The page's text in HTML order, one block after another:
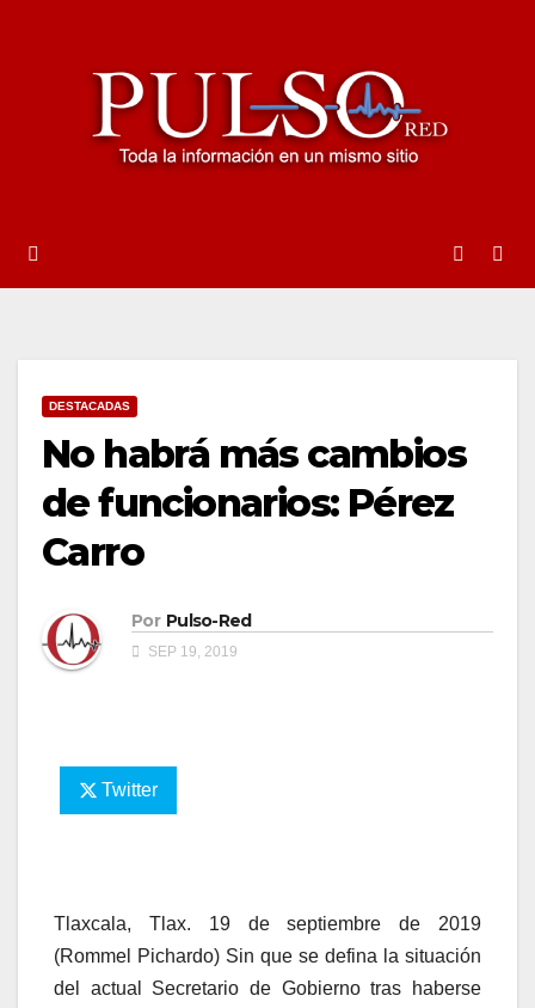
DESTACADAS
No habrá más cambios
de funcionarios: Pérez
Carro
Por Pulso-Red
SEP 19, 2019
Twitter
Tlaxcala, Tlax. 19 de septiembre de 2019
(Rommel Pichardo) Sin que se defina la situación
del actual Secretario de Gobierno tras haberse